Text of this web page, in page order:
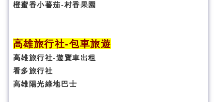
橙蜜香小蕃茄-村香果園
高雄旅行社-包車旅遊
高雄旅行社-遊覽車出租
看多旅行社
高雄陽光綠地巴士